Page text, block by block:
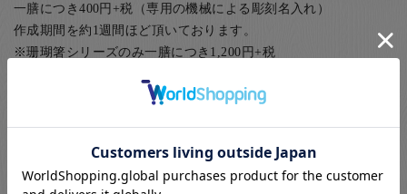
一膳につき400円+税（専用の機械による彫刻名入れ）
作成期間を約1週間ほど頂いております。
※珊瑚箸シリーズのみ一膳につき1,200円+税
【名入れの例】
感謝の言葉を、お箸に乗せて
ご結婚やお誕生日など特別な日の贈り物として